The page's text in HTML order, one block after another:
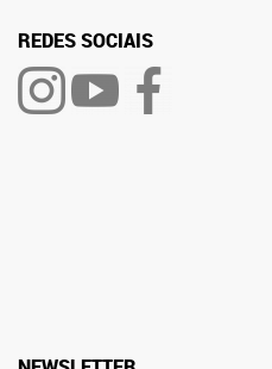
REDES SOCIAIS